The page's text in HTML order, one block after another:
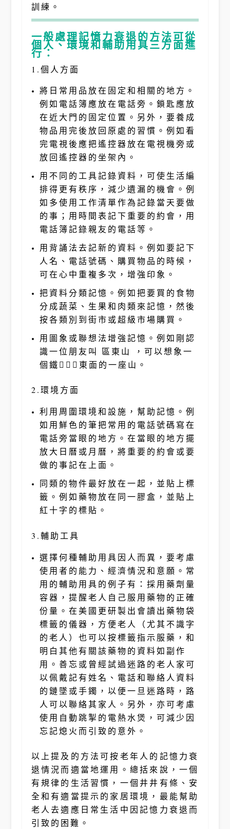
訓練。
一般處理記憶力衰退的方法可從
個人、環境和輔助用具三方面進
行：
1.個人方面
將日常用品放在固定和相關的地方。
例如電話簿應放在電話旁。鎖匙應放
在近大門的固定位置。另外，要養成
物品用完後放回原處的習慣。例如看
完電視後應把遙控器放在電視機旁或
放回遙控器的坐架內。
用不同的工具記錄資料，可使生活編
排得更有秩序，減少遺漏的機會。例
如多使用工作清單作為記錄當天要做
的事；用時間表記下重要的約會，用
電話簿記錄親友的電話等。
用背誦法去記新的資料。例如要記下
人名、電話號碼、購買物品的時候，
可在心中重複多次，增強印象。
把資料分類記憶。例如把要買的食物
分成蔬菜、生果和肉類來記憶，然後
按各類別到街市或超級市場購買。
用圖象或聯想法增強記憶。例如剛認
識一位朋友叫 區東山 ，可以想象一
個鐵東面的一座山。
2.環境方面
利用周圍環境和設施，幫助記憶。例
如用鮮色的筆把常用的電話號碼寫在
電話旁當眼的地方。在當眼的地方擺
放大日曆或月曆，將重要的約會或要
做的事記在上面。
同類的物件最好放在一起，並貼上標
籤。例如藥物放在同一膠盒，並貼上
紅十字的標貼。
3.輔助工具
選擇何種輔助用具因人而異，要考慮
使用者的能力、經濟情況和意願。常
用的輔助用具的例子有：採用藥劑量
容器，提醒老人自己服用藥物的正確
份量。在美國更研製出會讀出藥物袋
標籤的儀器，方便老人（尤其不識字
的老人）也可以按標籤指示服藥，和
明白其他有關該藥物的資料如副作
用。善忘或曾經試過迷路的老人家可
以佩戴記有姓名、電話和聯絡人資料
的鏈墜或手鐲，以便一旦迷路時，路
人可以聯絡其家人。另外，亦可考慮
使用自動跳掣的電熱水煲，可減少因
忘記熄火而引致的意外 。
以上提及的方法可按老年人的記憶力衰
退情況而適當地運用。總括來說，一個
有規律的生活習慣，一個井井有條、安
全和有適當提示的家居環境，最能幫助
老人去適應日常生活中因記憶力衰退而
引致的困難。